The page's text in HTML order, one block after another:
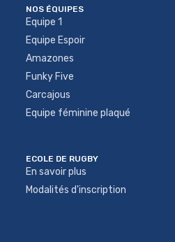
NOS ÉQUIPES
Equipe 1
Equipe Espoir
Amazones
Funky Five
Carcajous
Equipe féminine plaqué
ECOLE DE RUGBY
En savoir plus
Modalités d'inscription